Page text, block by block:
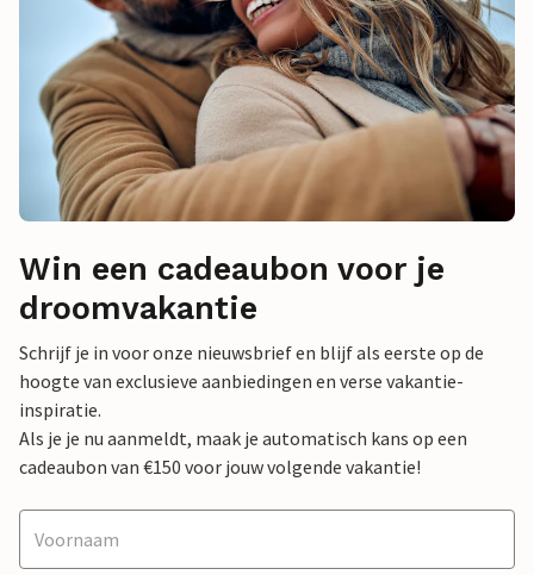
Win een cadeaubon voor je
droomvakantie
Schrijf je in voor onze nieuwsbrief en blijf als eerste op de
hoogte van exclusieve aanbiedingen en verse vakantie-
inspiratie.
Als je je nu aanmeldt, maak je automatisch kans op een
cadeaubon van €150 voor jouw volgende vakantie!